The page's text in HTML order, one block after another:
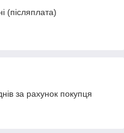
(післяплата)
за рахунок покупця